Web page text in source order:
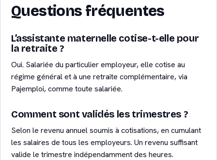
Questions fréquentes
L’assistante maternelle cotise-t-elle pour
la retraite ?
Oui. Salariée du particulier employeur, elle cotise au
régime général et à une retraite complémentaire, via
Pajemploi, comme toute salariée.
Comment sont validés les trimestres ?
Selon le revenu annuel soumis à cotisations, en cumulant
les salaires de tous les employeurs. Un revenu suffisant
valide le trimestre indépendamment des heures.